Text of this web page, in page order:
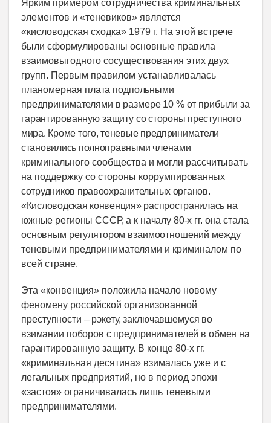
Ярким примером сотрудничества криминальных
элементов и «теневиков» является
«кисловодская сходка» 1979 г. На этой встрече
были сформулированы основные правила
взаимовыгодного сосуществования этих двух
групп. Первым правилом устанавливалась
планомерная плата подпольными
предпринимателями в размере 10 % от прибыли за
гарантированную защиту со стороны преступного
мира. Кроме того, теневые предприниматели
становились полноправными членами
криминального сообщества и могли рассчитывать
на поддержку со стороны коррумпированных
сотрудников правоохранительных органов.
«Кисловодская конвенция» распространилась на
южные регионы СССР, а к началу 80-х гг. она стала
основным регулятором взаимоотношений между
теневыми предпринимателями и криминалом по
всей стране.
Эта «конвенция» положила начало новому
феномену российской организованной
преступности – рэкету, заключавшемуся во
взимании поборов с предпринимателей в обмен на
гарантированную защиту. В конце 80-х гг.
«криминальная десятина» взималась уже и с
легальных предприятий, но в период эпохи
«застоя» ограничивалась лишь теневыми
предпринимателями.